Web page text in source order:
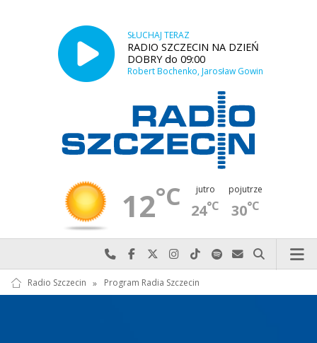
SŁUCHAJ TERAZ
RADIO SZCZECIN NA DZIEŃ
DOBRY do 09:00
Robert Bochenko, Jarosław Gowin
12°C jutro
24°C
pojutrze
30°C
Najlepiej po prostu do nas zadzwoń
Odwiedź nas na Facebook-u
Odwiedź nas na X
Odwiedź nas na Instagram-ie
Odwiedź nas na TikTok-u
Szukaj nas na Spotify
Wyślij do nas
Szukaj
Radio Szczecin » Program Radia Szczecin